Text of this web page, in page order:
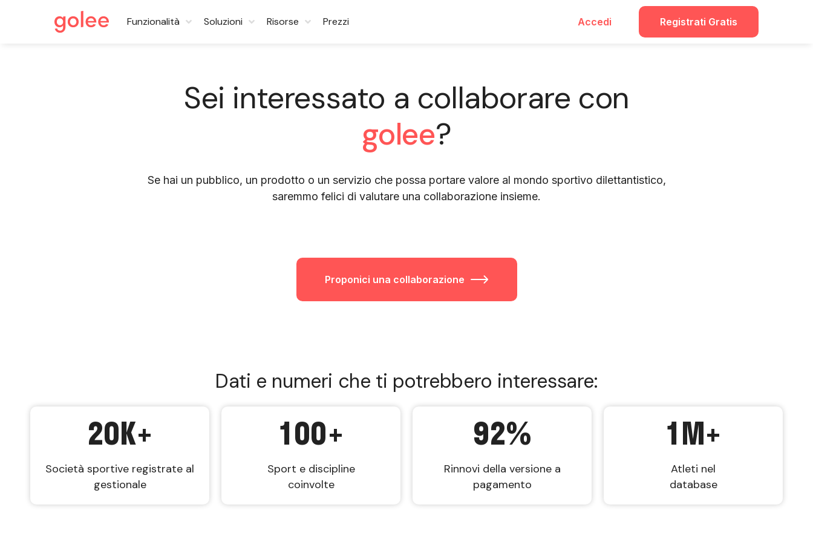
Funzionalità Soluzioni Risorse Prezzi Accedi Registrati Gratis
Sei interessato a collaborare con
golee?
Se hai un pubblico, un prodotto o un servizio che possa portare valore al mondo sportivo dilettantistico,
saremmo felici di valutare una collaborazione insieme.
Proponici una collaborazione
Dati e numeri che ti potrebbero interessare:
20K+
Società sportive registrate al
gestionale
100+
Sport e discipline
coinvolte
92%
Rinnovi della versione a
pagamento
1M+
Atleti nel
database